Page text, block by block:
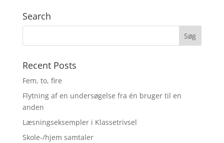
Search
Recent Posts
Fem, to, fire
Flytning af en undersøgelse fra én bruger til en
anden
Læsningseksempler i Klassetrivsel
Skole-/hjem samtaler